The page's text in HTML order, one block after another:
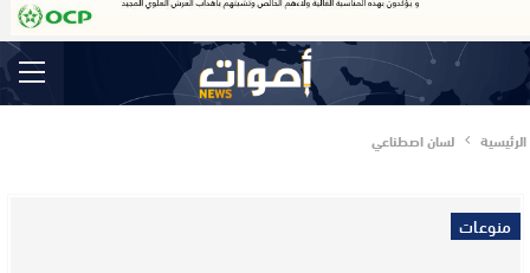
الرئيسية لسان اصطناعي
منوعات